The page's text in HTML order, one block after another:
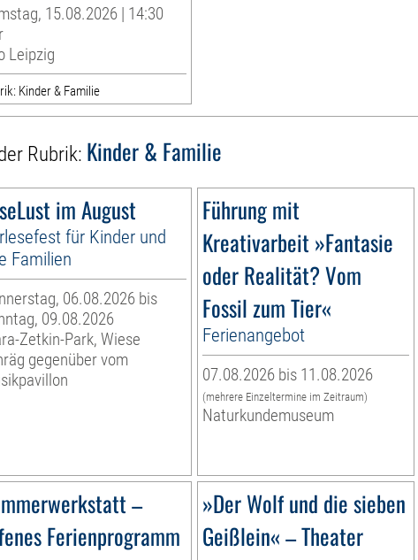
15.08.2026 | 14:30
Leipzig
Kinder & Familie
Rubrik: Kinder & Familie
im August
für Kinder und
Familien
06.08.2026 bis
09.08.2026
Zetkin-Park, Wiese
gegenüber vom
Führung mit
Kreativarbeit »Fantasie
oder Realität? Vom
Fossil zum Tier«
Ferienangebot
07.08.2026 bis 11.08.2026
(mehrere Einzeltermine im Zeitraum)
Naturkundemuseum
–
Ferienprogramm
»Der Wolf und die sieben
Geißlein« – Theater